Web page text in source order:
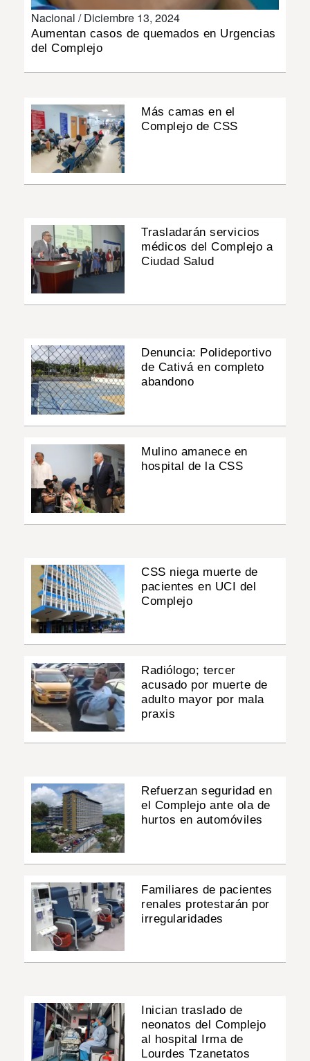
Nacional /Diciembre 13, 2024
Aumentan casos de quemados en Urgencias
del Complejo
Más camas en el
Complejo de CSS
Trasladarán servicios
médicos del Complejo a
Ciudad Salud
Denuncia: Polideportivo
de Cativá en completo
abandono
Mulino amanece en
hospital de la CSS
CSS niega muerte de
pacientes en UCI del
Complejo
Radiólogo; tercer
acusado por muerte de
adulto mayor por mala
praxis
Refuerzan seguridad en
el Complejo ante ola de
hurtos en automóviles
Familiares de pacientes
renales protestarán por
irregularidades
Inician traslado de
neonatos del Complejo
al hospital Irma de
Lourdes Tzanetatos